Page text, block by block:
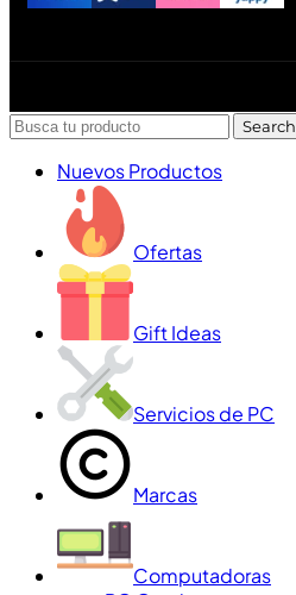
Search
Nuevos Productos
Ofertas
Gift Ideas
Servicios de PC
Marcas
Computadoras